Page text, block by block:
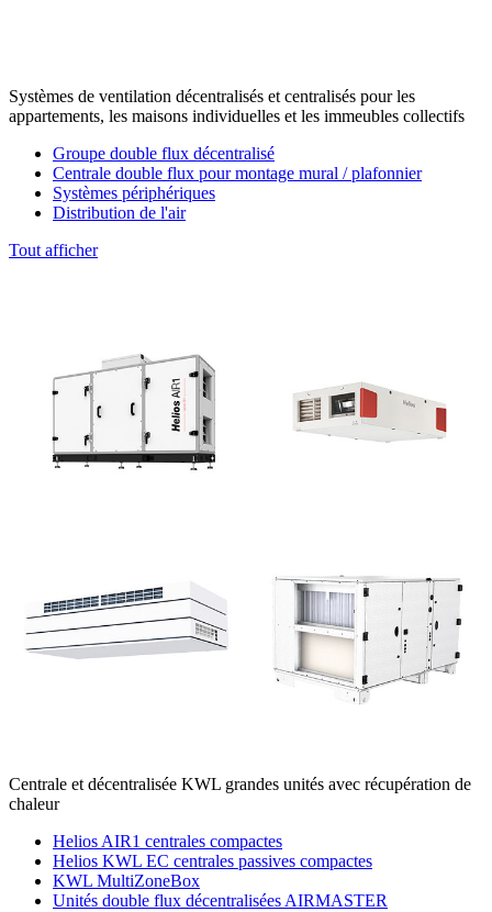
Systèmes de ventilation décentralisés et centralisés pour les
appartements, les maisons individuelles et les immeubles collectifs
Groupe double flux décentralisé
Centrale double flux pour montage mural / plafonnier
Systèmes périphériques
Distribution de l'air
Tout afficher
Centrale et décentralisée KWL grandes unités avec récupération de
chaleur
Helios AIR1 centrales compactes
Helios KWL EC centrales passives compactes
KWL MultiZoneBox
Unités double flux décentralisées AIRMASTER